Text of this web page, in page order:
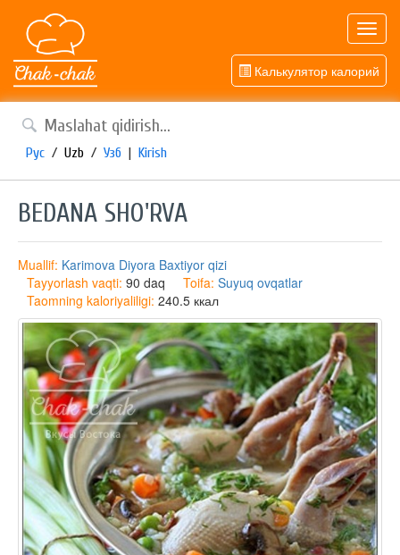
Калькулятор калорий
Рус / Uzb / Узб | Kirish
BEDANA SHO'RVA
Muallif: Karimova Diyora Baxtiyor qizi
Tayyorlash vaqti: 90 daq Toifa: Suyuq ovqatlar
Taomning kaloriyaliligi: 240.5 ккал